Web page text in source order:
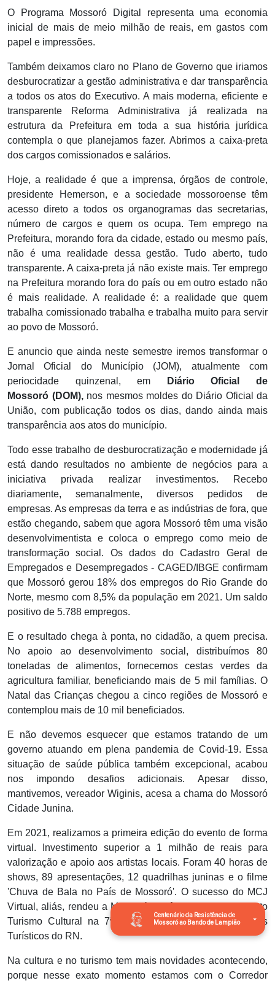
Centenário da Resistência de
Mossoró ao Bando de Lampião
O Programa Mossoró Digital representa uma economia
inicial de mais de meio milhão de reais, em gastos com
papel e impressões.
Também deixamos claro no Plano de Governo que iriamos
desburocratizar a gestão administrativa e dar transparência
a todos os atos do Executivo. A mais moderna, eficiente e
transparente Reforma Administrativa já realizada na
estrutura da Prefeitura em toda a sua história jurídica
contempla o que planejamos fazer. Abrimos a caixa-preta
dos cargos comissionados e salários.
Hoje, a realidade é que a imprensa, órgãos de controle,
presidente Hemerson, e a sociedade mossoroense têm
acesso direto a todos os organogramas das secretarias,
número de cargos e quem os ocupa. Tem emprego na
Prefeitura, morando fora da cidade, estado ou mesmo país,
não é uma realidade dessa gestão. Tudo aberto, tudo
transparente. A caixa-preta já não existe mais. Ter emprego
na Prefeitura morando fora do país ou em outro estado não
é mais realidade. A realidade é: a realidade que quem
trabalha comissionado trabalha e trabalha muito para servir
ao povo de Mossoró.
E anuncio que ainda neste semestre iremos transformar o
Jornal Oficial do Município (JOM), atualmente com
periocidade quinzenal, em
Diário Oficial de
Mossoró (DOM),nos mesmos moldes do Diário Oficial da
União, com publicação todos os dias, dando ainda mais
transparência aos atos do município.
Todo esse trabalho de desburocratização e modernidade já
está dando resultados no ambiente de negócios para a
iniciativa privada realizar investimentos. Recebo
diariamente, semanalmente, diversos pedidos de
empresas. As empresas da terra e as indústrias de fora, que
estão chegando, sabem que agora Mossoró têm uma visão
desenvolvimentista e coloca o emprego como meio de
transformação social. Os dados do Cadastro Geral de
Empregados e Desempregados - CAGED/IBGE confirmam
que Mossoró gerou 18% dos empregos do Rio Grande do
Norte, mesmo com 8,5% da população em 2021. Um saldo
positivo de 5.788 empregos.
E o resultado chega à ponta, no cidadão, a quem precisa.
No apoio ao desenvolvimento social, distribuímos 80
toneladas de alimentos, fornecemos cestas verdes da
agricultura familiar, beneficiando mais de 5 mil famílias. O
Natal das Crianças chegou a cinco regiões de Mossoró e
contemplou mais de 10 mil beneficiados.
E não devemos esquecer que estamos tratando de um
governo atuando em plena pandemia de Covid-19. Essa
situação de saúde pública também excepcional, acabou
nos impondo desafios adicionais. Apesar disso,
mantivemos, vereador Wiginis, acesa a chama do Mossoró
Cidade Junina.
Em 2021, realizamos a primeira edição do evento de forma
virtual. Investimento superior a 1 milhão de reais para
valorização e apoio aos artistas locais. Foram 40 horas de
shows, 89 apresentações, 12 quadrilhas juninas e o filme
'Chuva de Bala no País de Mossoró'. O sucesso do MCJ
Virtual, aliás, rendeu a Mossoró o prêmio Reconhecimento
Turismo Cultural na 7ª Feira de Municípios e Produtos
Turísticos do RN.
Na cultura e no turismo tem mais novidades acontecendo,
porque nesse exato momento estamos com o Corredor